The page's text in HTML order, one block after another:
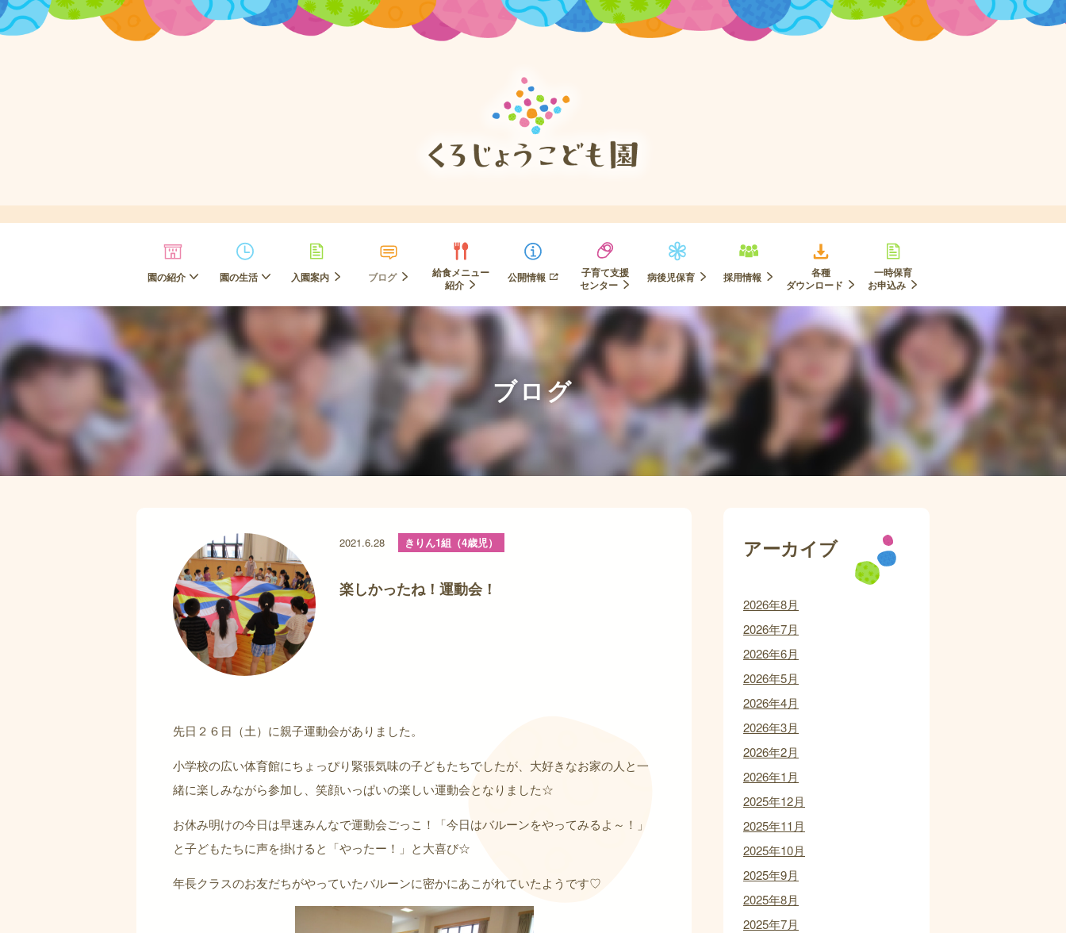
園の紹介 園の生活 入園案内 ブログ
給食メニュー
紹介
公開情報
子育て支援
センター
病後児保育 採用情報
各種
ダウンロード
一時保育
お申込み
ブログ
2021.6.28 きりん1組（4歳児）
楽しかったね！運動会！
先日２６日（土）に親子運動会がありました。
小学校の広い体育館にちょっぴり緊張気味の子どもたちでしたが、大好きなお家の人と一
緒に楽しみながら参加し、笑顔いっぱいの楽しい運動会となりました☆
お休み明けの今日は早速みんなで運動会ごっこ！「今日はバルーンをやってみるよ～！」
と子どもたちに声を掛けると「やったー！」と大喜び☆
年長クラスのお友だちがやっていたバルーンに密かにあこがれていたようです♡
アーカイブ
2026年8月
2026年7月
2026年6月
2026年5月
2026年4月
2026年3月
2026年2月
2026年1月
2025年12月
2025年11月
2025年10月
2025年9月
2025年8月
2025年7月